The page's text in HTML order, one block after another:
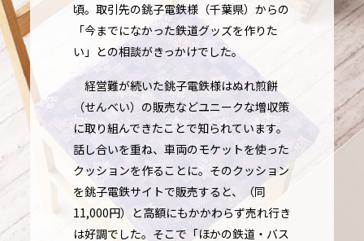
頃。取引先の銚子電鉄様（千葉県）からの
「今までになかった鉄道グッズを作りた
い」との相談がきっかけでした。
経営難が続いた銚子電鉄様はぬれ煎餅
（せんべい）の販売などユニークな増収策
に取り組んできたことで知られています。
話し合いを重ね、車両のモケットを使った
クッションを作ることに。そのクッション
を銚子電鉄サイトで販売すると、（同
11,000円）と高額にもかかわらず売れ行き
は好調でした。そこで「ほかの鉄道・バス